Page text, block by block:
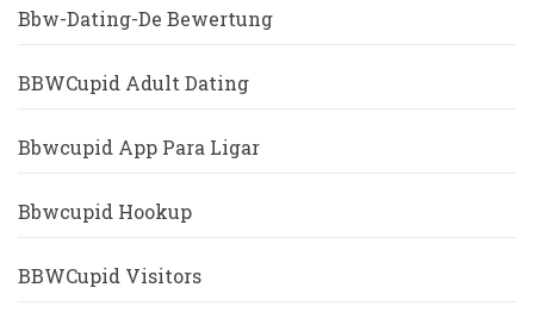
Bbw-Dating-De Bewertung
BBWCupid Adult Dating
Bbwcupid App Para Ligar
Bbwcupid Hookup
BBWCupid Visitors